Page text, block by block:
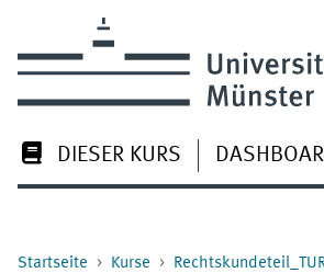
DIESER KURS
Startseite Kurse